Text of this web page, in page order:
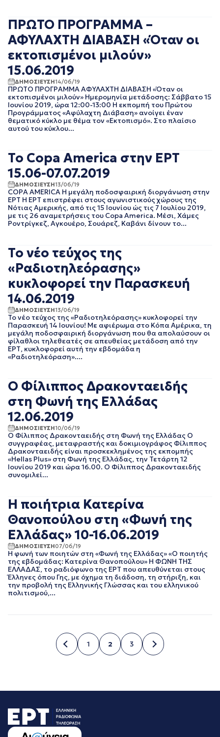
ΟΚΤΩΒΡΙΟΣ 2018
ΣΕΠΤΕΜΒΡΙΟΣ 2018
ΑΥΓΟΥΣΤΟΣ 2018
ΙΟΥΛΙΟΣ 2018
ΙΟΥΝΙΟΣ 2018
ΜΑΡΤΙΟΣ 2018
ΦΕΒΡΟΥΑΡΙΟΣ 2018
ΙΑΝΟΥΑΡΙΟΣ 2018
ΔΕΚΕΜΒΡΙΟΣ 2017
ΣΕΠΤΕΜΒΡΙΟΣ 2017
ΑΥΓΟΥΣΤΟΣ 2017
ΙΟΥΛΙΟΣ 2017
ΜΑΙΟΣ 2017
ΑΠΡΙΛΙΟΣ 2017
ΜΑΡΤΙΟΣ 2017
ΦΕΒΡΟΥΑΡΙΟΣ 2017
ΝΟΕΜΒΡΙΟΣ 2016
ΟΚΤΩΒΡΙΟΣ 2016
ΣΕΠΤΕΜΒΡΙΟΣ 2016
ΑΥΓΟΥΣΤΟΣ 2016
ΠΡΩΤΟ ΠΡΟΓΡΑΜΜΑ –
ΑΦΥΛΑΧΤΗ ΔΙΑΒΑΣΗ «Όταν οι
εκτοπισμένοι μιλούν»
15.06.2019
ΔΗΜΟΣΙΕΥΣΗ14/06/19
ΠΡΩΤΟ ΠΡΟΓΡΑΜΜΑ ΑΦΥΛΑΧΤΗ ΔΙΑΒΑΣΗ «Όταν οι
εκτοπισμένοι μιλούν» Ημερομηνία μετάδοσης: Σάββατο 15
Ιουνίου 2019, ώρα 12:00-13:00 Η εκπομπή του Πρώτου
Προγράμματος «Αφύλαχτη Διάβαση» ανοίγει έναν
θεματικό κύκλο με θέμα τον «Εκτοπισμό». Στο πλαίσιο
αυτού του κύκλου...
Το Copa America στην ΕΡΤ
15.06-07.07.2019
ΔΗΜΟΣΙΕΥΣΗ13/06/19
COPA AMERICA Η μεγάλη ποδοσφαιρική διοργάνωση στην
ΕΡΤ Η ΕΡΤ επιστρέφει στους αγωνιστικούς χώρους της
Νότιας Αμερικής, από τις 15 Ιουνίου ώς τις 7 Ιουλίου 2019,
με τις 26 αναμετρήσεις του Copa America. Μέσι, Χάμες
Ροντρίγκεζ, Αγκουέρο, Σουάρεζ, Καβάνι δίνουν το...
Το νέο τεύχος της
«Ραδιοτηλεόρασης»
κυκλοφορεί την Παρασκευή
14.06.2019
ΔΗΜΟΣΙΕΥΣΗ13/06/19
Το νέο τεύχος της «Ραδιοτηλεόρασης» κυκλοφορεί την
Παρασκευή 14 Ιουνίου! Με αφιέρωμα στο Κόπα Αμέρικα, τη
μεγάλη ποδοσφαιρική διοργάνωση που θα απολαύσουν οι
φίλαθλοι τηλεθεατές σε απευθείας μετάδοση από την
ΕΡΤ, κυκλοφορεί αυτή την εβδομάδα η
«Ραδιοτηλεόραση»....
Ο Φίλιππος Δρακονταειδής
στη Φωνή της Ελλάδας
12.06.2019
ΔΗΜΟΣΙΕΥΣΗ10/06/19
Ο Φίλιππος Δρακονταειδής στη Φωνή της Ελλάδας Ο
συγγραφέας, μεταφραστής και δοκιμιογράφος Φίλιππος
Δρακονταειδής είναι προσκεκλημένος της εκπομπής
«Hellas Plus» στη Φωνή της Ελλάδας, την Τετάρτη 12
Ιουνίου 2019 και ώρα 16.00. Ο Φίλιππος Δρακονταειδής
συνομιλεί...
Η ποιήτρια Κατερίνα
Θανοπούλου στη «Φωνή της
Ελλάδας» 10-16.06.2019
ΔΗΜΟΣΙΕΥΣΗ07/06/19
Η φωνή των ποιητών στη «Φωνή της Ελλάδας» «Ο ποιητής
της εβδομάδας: Κατερίνα Θανοπούλου» Η ΦΩΝΗ ΤΗΣ
ΕΛΛΑΔΑΣ, το ραδιόφωνο της ΕΡΤ που απευθύνεται στους
Έλληνες όπου Γης, με όχημα τη διάδοση, τη στήριξη, και
την προβολή της Ελληνικής Γλώσσας και του ελληνικού
πολιτισμού,...
Σελίδα
1
Σελίδα
2
Σελίδα
3